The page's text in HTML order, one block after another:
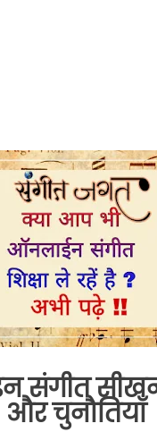
संगीत
और चुनौतियाँ